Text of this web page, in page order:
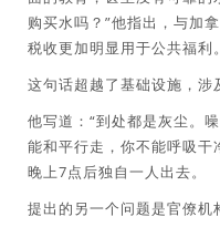
购买水吗？”他指出，与加
税收更加明显用于公共福利。
这句话超越了基础设施，涉
他写道：“到处都是灰尘。
能和平行走，你不能呼吸干
晚上7点后独自一人出去。
提出的另一个问题是官僚机